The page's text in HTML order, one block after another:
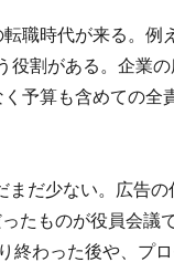
職時代が来る。例
役割がある。企業
予算も含めての全
だ少ない。広告
たものが役員会議
終わった後や、プ